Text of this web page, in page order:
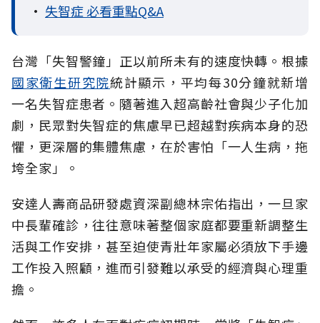
• 失智症 必看重點Q&A
台灣「失智警鐘」正以前所未有的速度快轉。根據
國家衛生研究院統計顯示，平均每30分鐘就新增
一名失智症患者。隨著進入超高齡社會與少子化加
劇，民眾對失智症的焦慮早已超越對疾病本身的恐
懼，更深層的集體焦慮，在於害怕「一人生病，拖
垮全家」。
安達人壽商品研發處資深副總林宗佑指出，一旦家
中長輩確診，往往意味著整個家庭都要重新調整生
活與工作安排，甚至迫使青壯年家屬必須放下手邊
工作投入照顧，進而引發難以承受的經濟與心理重
擔。